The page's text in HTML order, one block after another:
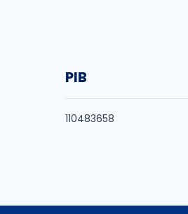
PIB
110483658